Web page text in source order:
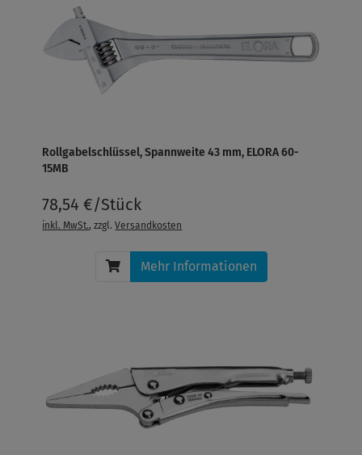
Rollgabelschlüssel, Spannweite 43 mm, ELORA 60-
15MB
78,54 €/Stück
inkl. MwSt., zzgl.Versandkosten
Mehr Informationen